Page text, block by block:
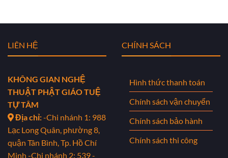
LIÊN HỆ
KHÔNG GIAN NGHỆ
THUẬT PHẬT GIÁO TUỆ
TỰ TÂM
Địa chỉ:-Chi nhánh 1: 988
Lạc Long Quân, phường 8,
quận Tân Bình, Tp. Hồ Chí
Minh -Chi nhánh 2: 539 -
CHÍNH SÁCH
Hình thức thanh toán
Chính sách vận chuyển
Chính sách bảo hành
Chính sách thi công